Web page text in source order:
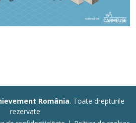
România. Toate drepturile
rezervate